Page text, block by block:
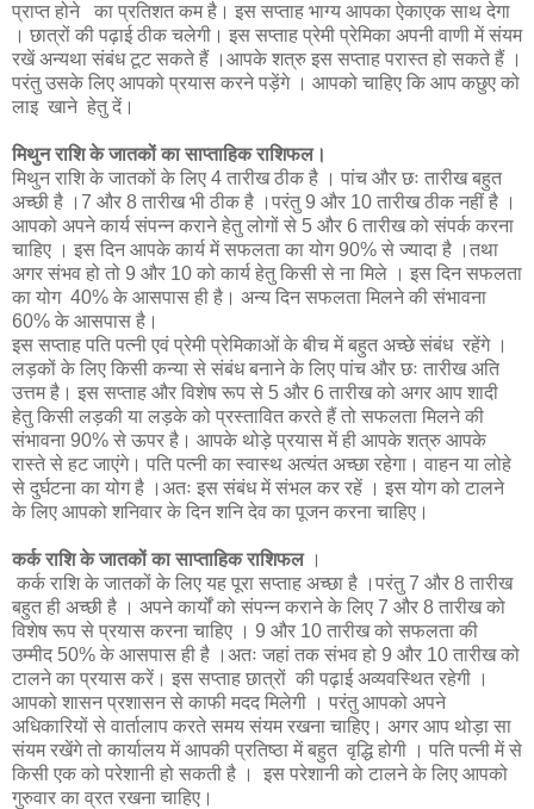
प्राप्त होने का प्रतिशत कम है। इस सप्ताह भाग्य आपका ऐकाएक साथ देगा
। छात्रों की पढ़ाई ठीक चलेगी। इस सप्ताह प्रेमी प्रेमिका अपनी वाणी में संयम
रखें अन्यथा संबंध टूट सकते हैं ।आपके शत्रु इस सप्ताह परास्त हो सकते हैं ।
परंतु उसके लिए आपको प्रयास करने पड़ेंगे । आपको चाहिए कि आप कछुए को
लाइ खाने हेतु दें।
मिथुन राशि के जातकों का साप्ताहिक राशिफल।
मिथुन राशि के जातकों के लिए 4 तारीख ठीक है । पांच और छः तारीख बहुत
अच्छी है ।7 और 8 तारीख भी ठीक है ।परंतु 9 और 10 तारीख ठीक नहीं है ।
आपको अपने कार्य संपन्न कराने हेतु लोगों से 5 और 6 तारीख को संपर्क करना
चाहिए । इस दिन आपके कार्य में सफलता का योग 90% से ज्यादा है ।तथा
अगर संभव हो तो 9 और 10 को कार्य हेतु किसी से ना मिले । इस दिन सफलता
का योग 40% के आसपास ही है। अन्य दिन सफलता मिलने की संभावना
60% के आसपास है।
इस सप्ताह पति पत्नी एवं प्रेमी प्रेमिकाओं के बीच में बहुत अच्छे संबंध रहेंगे ।
लड़कों के लिए किसी कन्या से संबंध बनाने के लिए पांच और छः तारीख अति
उत्तम है। इस सप्ताह और विशेष रूप से 5 और 6 तारीख को अगर आप शादी
हेतु किसी लड़की या लड़के को प्रस्तावित करते हैं तो सफलता मिलने की
संभावना 90% से ऊपर है। आपके थोड़े प्रयास में ही आपके शत्रु आपके
रास्ते से हट जाएंगे। पति पत्नी का स्वास्थ अत्यंत अच्छा रहेगा। वाहन या लोहे
से दुर्घटना का योग है ।अतः इस संबंध में संभल कर रहें । इस योग को टालने
के लिए आपको शनिवार के दिन शनि देव का पूजन करना चाहिए।
कर्क राशि के जातकों का साप्ताहिक राशिफल।
कर्क राशि के जातकों के लिए यह पूरा सप्ताह अच्छा है ।परंतु 7 और 8 तारीख
बहुत ही अच्छी है । अपने कार्यों को संपन्न कराने के लिए 7 और 8 तारीख को
विशेष रूप से प्रयास करना चाहिए । 9 और 10 तारीख को सफलता की
उम्मीद 50% के आसपास ही है ।अतः जहां तक संभव हो 9 और 10 तारीख को
टालने का प्रयास करें। इस सप्ताह छात्रों की पढ़ाई अव्यवस्थित रहेगी ।
आपको शासन प्रशासन से काफी मदद मिलेगी । परंतु आपको अपने
अधिकारियों से वार्तालाप करते समय संयम रखना चाहिए। अगर आप थोड़ा सा
संयम रखेंगे तो कार्यालय में आपकी प्रतिष्ठा में बहुत वृद्धि होगी । पति पत्नी में से
किसी एक को परेशानी हो सकती है । इस परेशानी को टालने के लिए आपको
गुरुवार का व्रत रखना चाहिए।